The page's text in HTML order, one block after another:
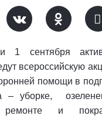
1 сентября
всероссийскую
помощи в
– уборке,
ремонте и